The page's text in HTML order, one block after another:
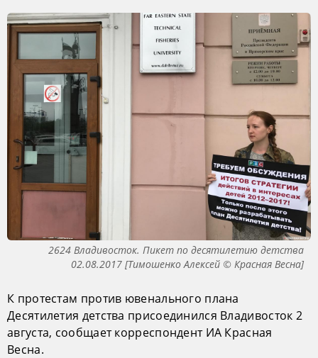
2624 Владивосток. Пикет по десятилетию детства
02.08.2017 [Тимошенко Алексей © Красная Весна]
К протестам против ювенального плана
Десятилетия детства присоединился Владивосток 2
августа, сообщает корреспондент ИА Красная
Весна.